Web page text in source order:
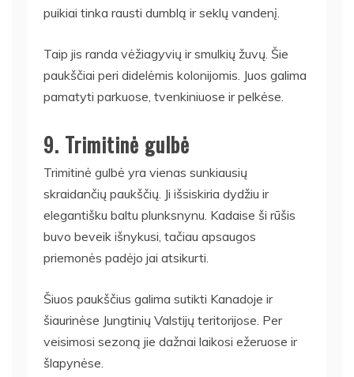
puikiai tinka rausti dumblą ir seklų vandenį.
Taip jis randa vėžiagyvių ir smulkių žuvų. Šie
paukščiai peri didelėmis kolonijomis. Juos galima
pamatyti parkuose, tvenkiniuose ir pelkėse.
9. Trimitinė gulbė
Trimitinė gulbė yra vienas sunkiausių
skraidančių paukščių. Ji išsiskiria dydžiu ir
elegantišku baltu plunksnynu. Kadaise ši rūšis
buvo beveik išnykusi, tačiau apsaugos
priemonės padėjo jai atsikurti.
Šiuos paukščius galima sutikti Kanadoje ir
šiaurinėse Jungtinių Valstijų teritorijose. Per
veisimosi sezoną jie dažnai laikosi ežeruose ir
šlapynėse.